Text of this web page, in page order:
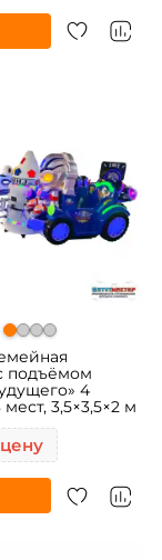
подъёмом
4
3,5×3,5×2 м